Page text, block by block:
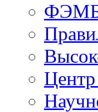
Центр